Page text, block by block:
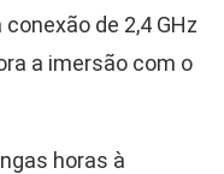
de 2,4 GHz
a imersão com o
horas à